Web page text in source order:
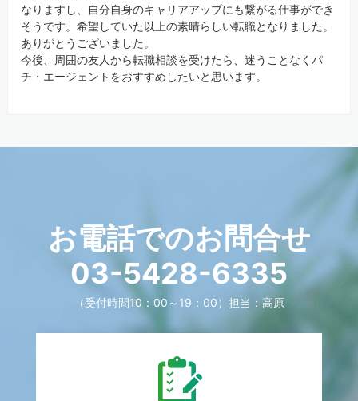
なりますし、自分自身のキャリアアップにも繋がる仕事ができ
そうです。希望していた以上の素晴らしい転職となりました。
ありがとうございました。
今後、周囲の友人から転職相談を受けたら、迷うことなくパ
チ・エージェントをおすすめしたいと思います。
お電話でのお問合せ
03-5428-6335
（受付時間10：00～19：00） 担当：高原